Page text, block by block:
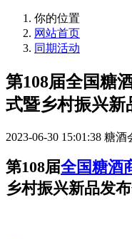
你的位置
网站首页
同期活动
第108届全国糖
式暨乡村振兴新
2023-06-30 15:01:38 糖酒
第108届全国糖酒
乡村振兴新品发